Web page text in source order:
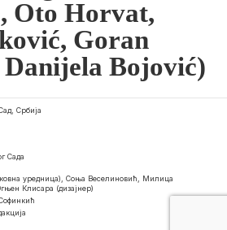
Oto Horvat,
Goran
Bojović)
Србија
Сада
уредница), Соња Веселиновић, Милица
Клисара (дизајнер)